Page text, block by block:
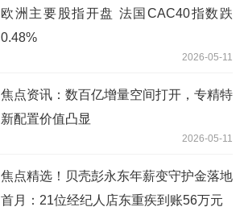
欧洲主要股指开盘 法国CAC40指数跌
0.48%
2026-05-11
焦点资讯：数百亿增量空间打开，专精特
新配置价值凸显
2026-05-11
焦点精选！贝壳彭永东年薪变守护金落地
首月：21位经纪人店东重疾到账56万元